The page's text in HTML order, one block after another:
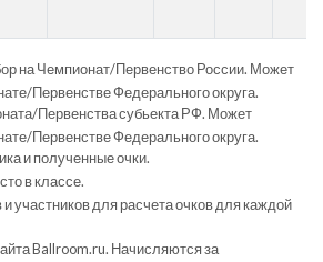
на Чемпионат/Первенство России. Может
Первенстве Федерального округа.
Первенства субьекта РФ. Может
Первенстве Федерального округа.
и полученные очки.
в классе.
и участников для расчета очков для каждой
Ballroom.ru. Начисляются за